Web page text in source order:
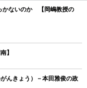
かないのか 【岡嶋教授の
】
んきょう）－本田雅俊の政